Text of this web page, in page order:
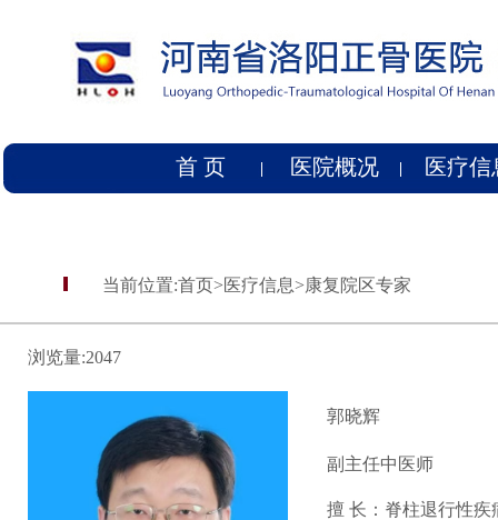
首 页 医院概况 医疗信
当前位置:首页>医疗信息>康复院区专家
浏览量:2047
郭晓辉
副主任中医师
擅 长：脊柱退行性